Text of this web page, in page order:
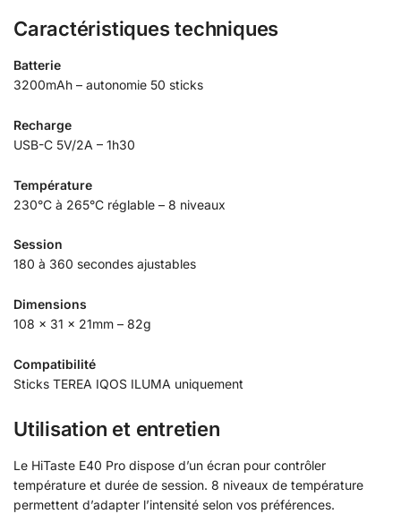
Caractéristiques techniques
Batterie
3200mAh – autonomie 50 sticks
Recharge
USB-C 5V/2A – 1h30
Température
230°C à 265°C réglable – 8 niveaux
Session
180 à 360 secondes ajustables
Dimensions
108 × 31 × 21mm – 82g
Compatibilité
Sticks TEREA IQOS ILUMA uniquement
Utilisation et entretien
Le HiTaste E40 Pro dispose d’un écran pour contrôler
température et durée de session. 8 niveaux de température
permettent d’adapter l’intensité selon vos préférences.